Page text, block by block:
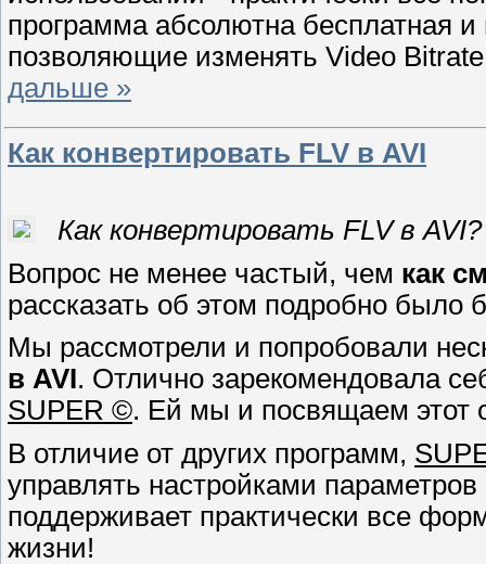
программа абсолютна бесплатная
позволяющие изменять Video
дальше »
Как конвертировать FLV в AVI
Как конвертировать FLV в AVI?
Вопрос не менее частый, чем как
рассказать об этом подробно было
Мы рассмотрели и попробовали
в AVI. Отлично зарекомендовала
SUPER ©. Ей мы и посвящаем этот
В отличие от других программ,
управлять настройками
поддерживает практически все
жизни!